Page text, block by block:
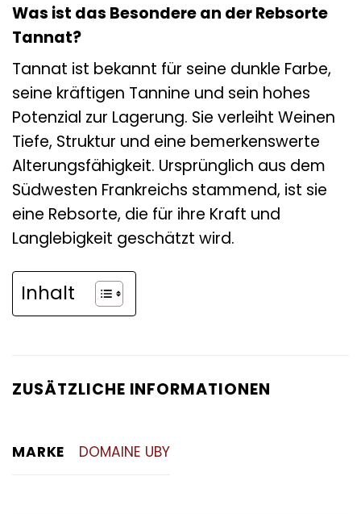
Was ist das Besondere an der Rebsorte
Tannat?
Tannat ist bekannt für seine dunkle Farbe,
seine kräftigen Tannine und sein hohes
Potenzial zur Lagerung. Sie verleiht Weinen
Tiefe, Struktur und eine bemerkenswerte
Alterungsfähigkeit. Ursprünglich aus dem
Südwesten Frankreichs stammend, ist sie
eine Rebsorte, die für ihre Kraft und
Langlebigkeit geschätzt wird.
Inhalt
ZUSÄTZLICHE INFORMATIONEN
MARKE DOMAINE UBY